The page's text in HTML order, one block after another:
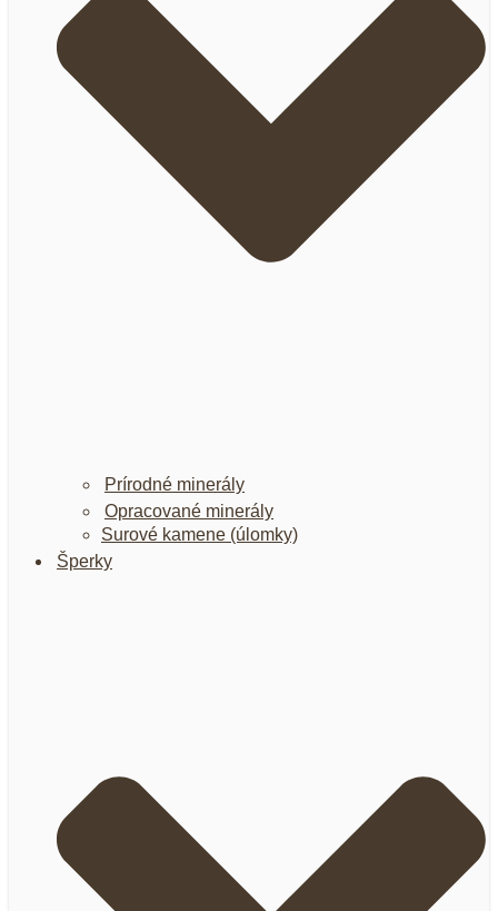
Prírodné minerály
Opracované minerály
Surové kamene (úlomky)
Šperky